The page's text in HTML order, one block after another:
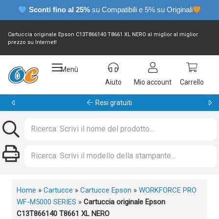
Sconti fino al 25% su Compatibili e 5% su Originali
Cartuccia originale Epson C13T866140 T8661 XL NERO al miglior al miglior
prezzo su Internet!
Menù
Aiuto
Mio account Carrello
Garanzia 24 mesi
Home » Cartucce » Cartucce Epson » WORKFORCE PRO
WF-M5000 SERIES » Cartuccia originale Epson
C13T866140 T8661 XL NERO